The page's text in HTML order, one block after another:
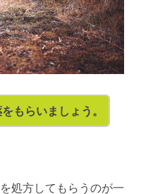
もらいましょう。
処方してもらうのが一